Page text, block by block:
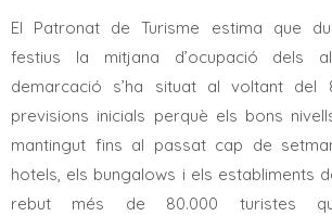
El Patronat de Turisme estima que
festius la mitjana d’ocupació dels
demarcació s’ha situat al voltant del
previsions inicials perquè els bons
mantingut fins al passat cap de
hotels, els bungalows i els establiments
rebut més de 80.000 turistes